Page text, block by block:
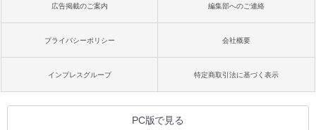
広告掲載のご案内 編集部へのご連絡
プライバシーポリシー 会社概要
インプレスグループ 特定商取引法に基づく表示
PC版で見る